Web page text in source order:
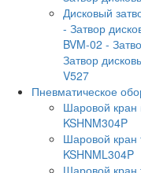
Дисковый
- Затвор
BVM-02 -
Затвор
V527
Пневматическое
Шаровой
KSHNM304P
Шаровой кран
KSHNML304P
Шаровой кран